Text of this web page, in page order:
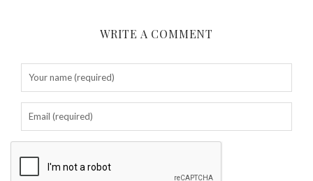
WRITE A COMMENT